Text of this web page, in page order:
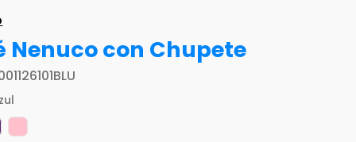
Nenuco con Chupete